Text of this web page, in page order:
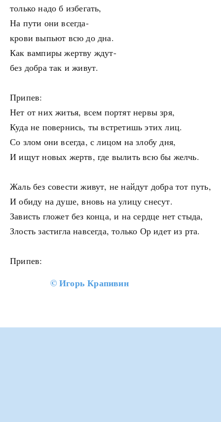
только надо б избегать,
На пути они всегда-
крови выпьют всю до дна.
Как вампиры жертву ждут-
без добра так и живут.
Припев:
Нет от них житья, всем портят нервы зря,
Куда не повернись, ты встретишь этих лиц.
Со злом они всегда, с лицом на злобу дня,
И ищут новых жертв, где вылить всю бы желчь.
Жаль без совести живут, не найдут добра тот путь,
И обиду на душе, вновь на улицу снесут.
Зависть гложет без конца, и на сердце нет стыда,
Злость застигла навсегда, только Ор идет из рта.
Припев:
©Игорь Крапивин